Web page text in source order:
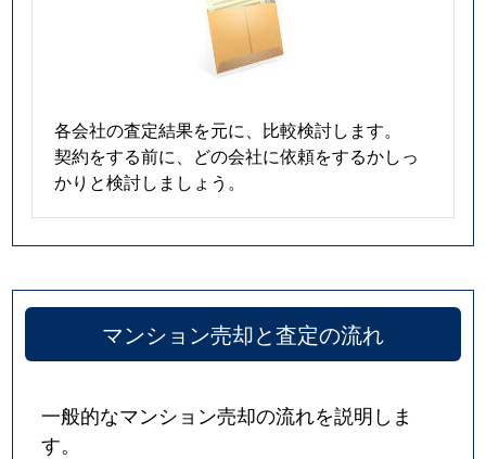
各会社の査定結果を元に、比較検討します。
契約をする前に、どの会社に依頼をするかしっ
かりと検討しましょう。
マンション売却と査定の流れ
一般的なマンション売却の流れを説明しま
す。